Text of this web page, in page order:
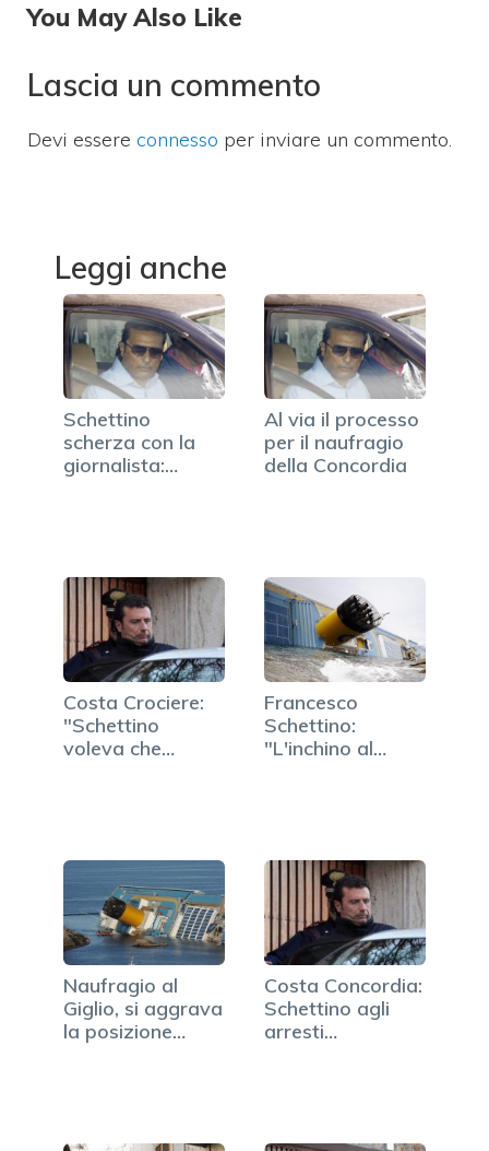
You May Also Like
Lascia un commento
Devi essere connesso per inviare un commento.
Leggi anche
Schettino
scherza con la
giornalista:
Al via il processo
per il naufragio
della Concordia
Costa Crociere:
"Schettino
voleva che
Francesco
Schettino:
"L'inchino al
Naufragio al
Giglio, si aggrava
la posizione
Costa Concordia:
Schettino agli
arresti